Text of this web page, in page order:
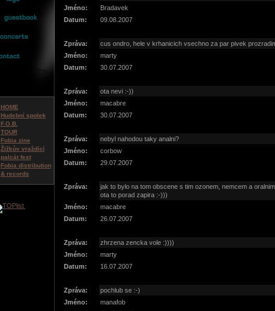
HOME
Hudební spolek
F.O.B.
TOUR
Fobia zine
Žižkův vraždící
palcát fest
Fobia distribution
& records
Jméno:
Bradavek
Datum:
09.08.2007
Zpráva:
cus ondro, hele v krhanicich vsechno za par pivek
Jméno:
marty
Datum:
30.07.2007
Zpráva:
ota nevi :-))
Jméno:
macabre
Datum:
30.07.2007
Zpráva:
nebyl nahodou taky analni?
Jméno:
corbow
Datum:
29.07.2007
Zpráva:
jak to bylo na tom obscene s tim ozonem, nemcem a
ota to porad zapira :-)))
Jméno:
macabre
Datum:
26.07.2007
Zpráva:
zhrzena zencka vole :))))
Jméno:
marty
Datum:
16.07.2007
Zpráva:
pochlub se :-)
Jméno:
manafob